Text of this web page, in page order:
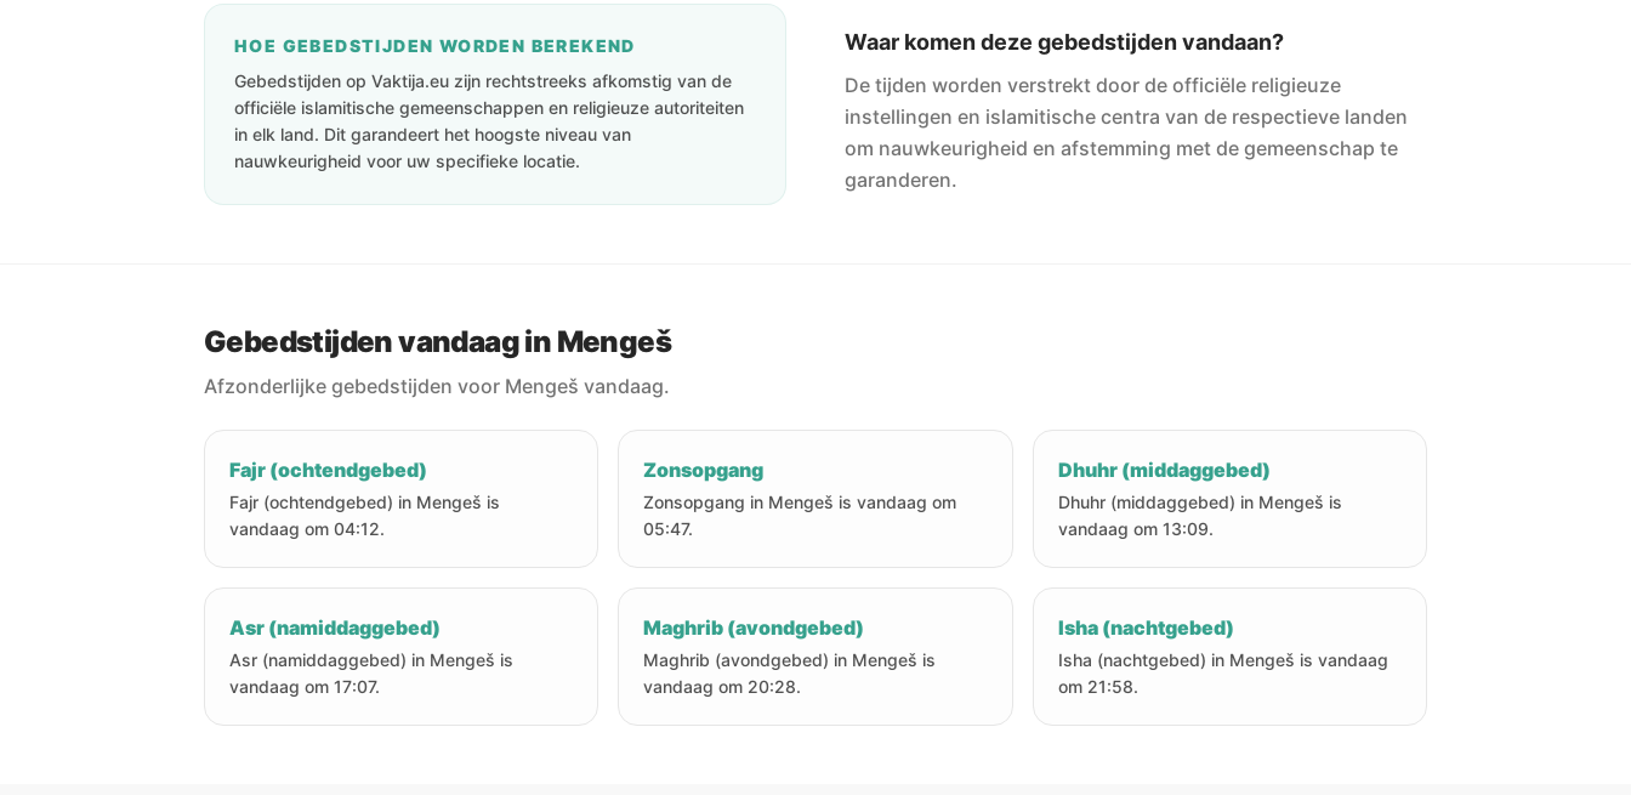
HOE GEBEDSTIJDEN WORDEN BEREKEND
Gebedstijden op Vaktija.eu zijn rechtstreeks afkomstig van de
officiële islamitische gemeenschappen en religieuze autoriteiten
in elk land. Dit garandeert het hoogste niveau van
nauwkeurigheid voor uw specifieke locatie.
Waar komen deze gebedstijden vandaan?
De tijden worden verstrekt door de officiële religieuze
instellingen en islamitische centra van de respectieve landen
om nauwkeurigheid en afstemming met de gemeenschap te
garanderen.
Gebedstijden vandaag in Mengeš
Afzonderlijke gebedstijden voor Mengeš vandaag.
Fajr (ochtendgebed)
Fajr (ochtendgebed) in Mengeš is
vandaag om 04:12.
Zonsopgang
Zonsopgang in Mengeš is vandaag om
05:47.
Dhuhr (middaggebed)
Dhuhr (middaggebed) in Mengeš is
vandaag om 13:09.
Asr (namiddaggebed)
Asr (namiddaggebed) in Mengeš is
vandaag om 17:07.
Maghrib (avondgebed)
Maghrib (avondgebed) in Mengeš is
vandaag om 20:28.
Isha (nachtgebed)
Isha (nachtgebed) in Mengeš is vandaag
om 21:58.